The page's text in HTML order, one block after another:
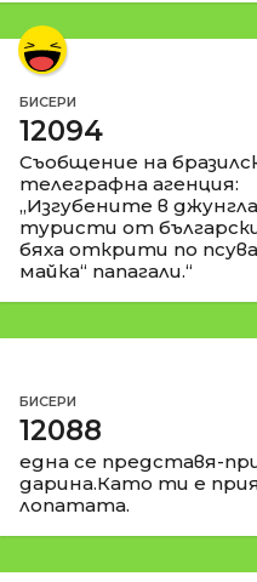
БИСЕРИ
12094
Съобщение на
телеграфна агенция:
„Изгубените в
туристи от
бяха открити по
майка“ папагали.“
БИСЕРИ
12088
една се представя-
дарина.Като ти е
лопатата.